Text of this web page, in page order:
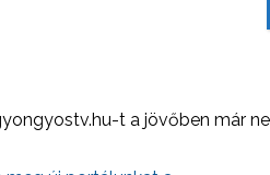
t a jövőben már